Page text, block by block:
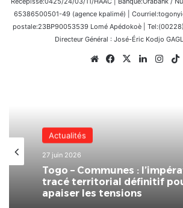
65386500501-49 (agence kpalimé) |
postale:23BP90053539 Lomé Apédokoè |
Directeur Général : José-Éric Kodjo
WebsiteFacebook
X Linkedin
Actualités
27 juin 2026
Santé
24 juin 2026
Lomé accueille la 2ème
d’HUMANIS : la santé pour
cœur du CETEF